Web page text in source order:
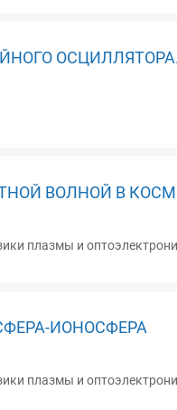
ВОЛНОЙ В
плазмы и
ИОНОСФЕРА
плазмы и